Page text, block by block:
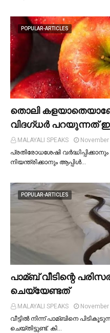
POPULAR-ARTICLES
തൊലി
വിദഗ്ധര്‍ പറയുന്നത്
MALAYALI SPEAKS
പ്രതിരോധശേഷി
നിയന്ത്രിക്കാനും ആപ്പിള്‍…
POPULAR-ARTICLES
പാമ്ബ് വീടിന്റെ
ചെയ്യേണ്ടത്
MALAYALI SPEAKS
വീട്ടില്‍ നിന്ന് പാമ്ബിനെ
ചെയ്തിട്ടുണ്ട്. കി…